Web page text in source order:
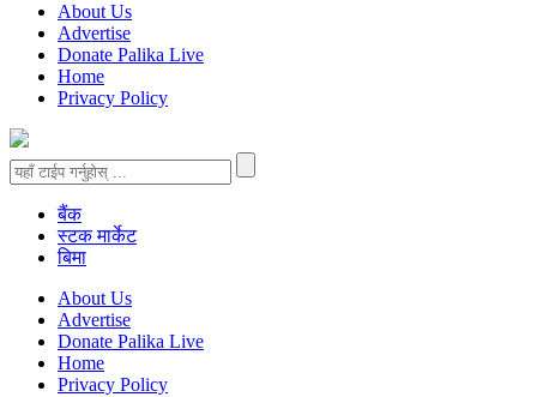
About Us
Advertise
Donate Palika Live
Home
Privacy Policy
बैंक
स्टक मार्केट
बिमा
About Us
Advertise
Donate Palika Live
Home
Privacy Policy